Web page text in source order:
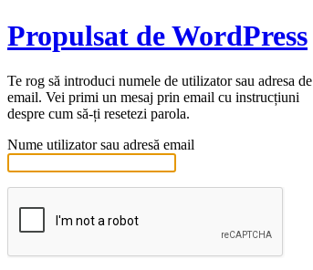
Propulsat de WordPress
Te rog să introduci numele de utilizator sau adresa de
email. Vei primi un mesaj prin email cu instrucțiuni
despre cum să-ți resetezi parola.
Nume utilizator sau adresă email